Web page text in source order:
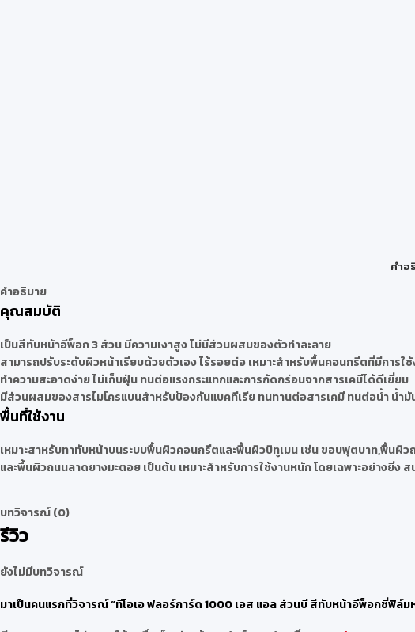
คำอ
คำอธิบาย
คุณสมบัติ
เป็นสีทับหน้าอีพ็อก 3 ส่วน มีความเงาสูง ไม่มีส่วนผสมของตัวทำละลาย
สามารถปรับระดับผิวหน้าเรียบด้วยตัวเอง ไร้รอยต่อ เหมาะสำหรับพื้นคอนกรีตที่มีการใ
ทำความสะอาดง่าย ไม่เก็บฝุ่น ทนต่อแรงกระแทกและการกัดกร่อนจากสารเคมีได้ดีเยี่ยม
มีส่วนผสมของสารไมโครแบนสำหรับป้องกันแบคทีเรีย ทนทานต่อสารเคมี ทนต่อน้ำ น้ำมั
พื้นที่ใช้งาน
เหมาะสาหรับทาทับหน้าบนระบบพื้นผิวคอนกรีตและพื้นผิวบิทูเมน เช่น ขอบฟุตบาท,พื้นผิว
และพื้นผิวถนนลาดยางมะตอย เป็นต้น เหมาะสำหรับการใช้งานหนัก โดยเฉพาะอย่างยิ่ง
บทวิจารณ์ (0)
รีวิว
ยังไม่มีบทวิจารณ์
มาเป็นคนแรกที่วิจารณ์ “ทีโอเอ ฟลอร์การ์ด 1000 เอส แอล ส่วนบี สีทับหน้าอีพ็อกซี่ฟิล์ม